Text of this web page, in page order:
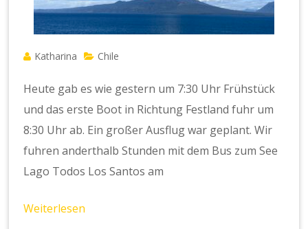
Katharina Chile
Heute gab es wie gestern um 7:30 Uhr Frühstück
und das erste Boot in Richtung Festland fuhr um
8:30 Uhr ab. Ein großer Ausflug war geplant. Wir
fuhren anderthalb Stunden mit dem Bus zum See
Lago Todos Los Santos am
Weiterlesen